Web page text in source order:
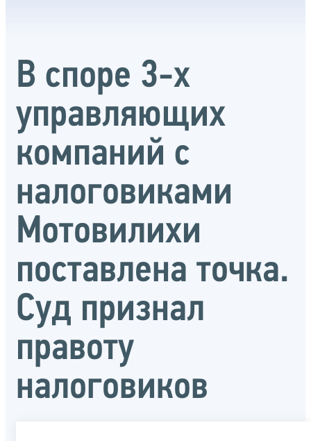
В споре 3-х
управляющих
компаний с
налоговиками
Мотовилихи
поставлена точка.
Суд признал
правоту
налоговиков